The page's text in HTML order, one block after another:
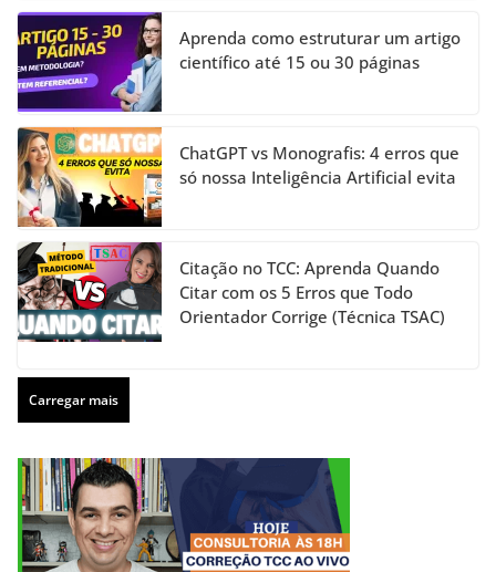
Aprenda como estruturar um artigo
científico até 15 ou 30 páginas
ChatGPT vs Monografis: 4 erros que
só nossa Inteligência Artificial evita
Citação no TCC: Aprenda Quando
Citar com os 5 Erros que Todo
Orientador Corrige (Técnica TSAC)
Carregar mais